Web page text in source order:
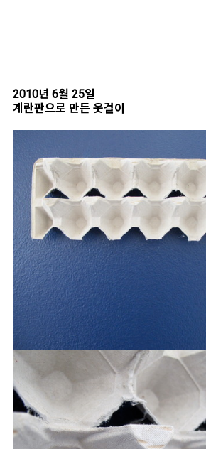
2010년 6월 25일
계란판으로 만든 옷걸이